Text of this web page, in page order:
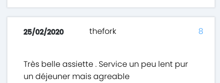
25/02/2020 thefork
Très belle assiette . Service un peu lent pur
un déjeuner mais agreable
8